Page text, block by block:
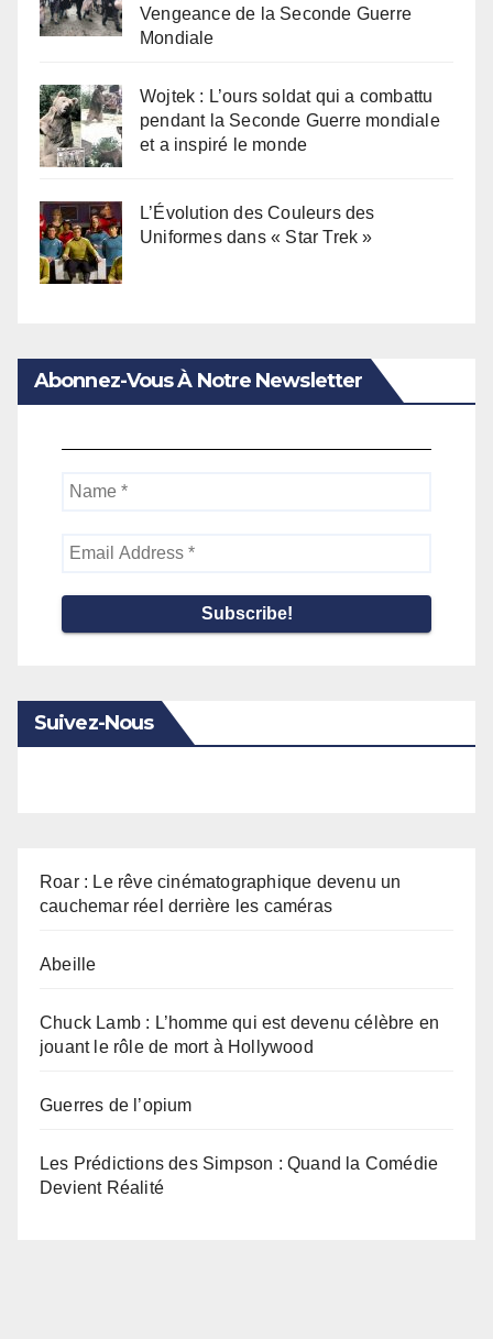
Vengeance de la Seconde Guerre
Mondiale
Wojtek : L’ours soldat qui a combattu
pendant la Seconde Guerre mondiale
et a inspiré le monde
L’Évolution des Couleurs des
Uniformes dans « Star Trek »
Abonnez-Vous À Notre Newsletter
Name
Email
*
Suivez-Nous
Roar : Le rêve cinématographique devenu un
cauchemar réel derrière les caméras
Abeille
Chuck Lamb : L’homme qui est devenu célèbre en
jouant le rôle de mort à Hollywood
Guerres de l’opium
Les Prédictions des Simpson : Quand la Comédie
Devient Réalité